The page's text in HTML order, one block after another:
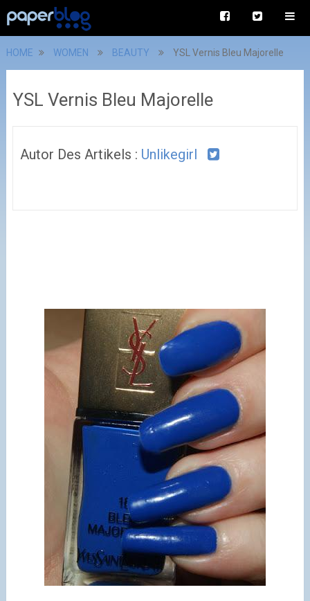
HOME WOMEN BEAUTY YSL Vernis Bleu Majorelle
YSL Vernis Bleu Majorelle
Autor Des Artikels : Unlikegirl